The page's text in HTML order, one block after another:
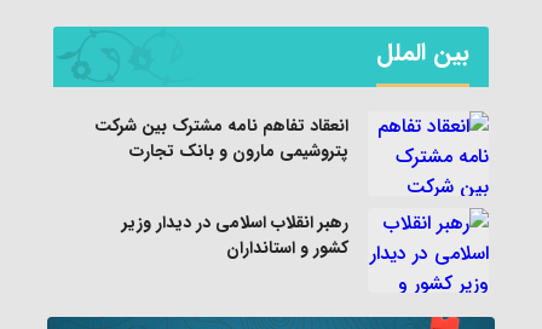
بین الملل
انعقاد تفاهم نامه مشترک بین شرکت
پتروشیمی مارون و بانک تجارت
رهبر انقلاب اسلامی در دیدار وزیر
کشور و استانداران